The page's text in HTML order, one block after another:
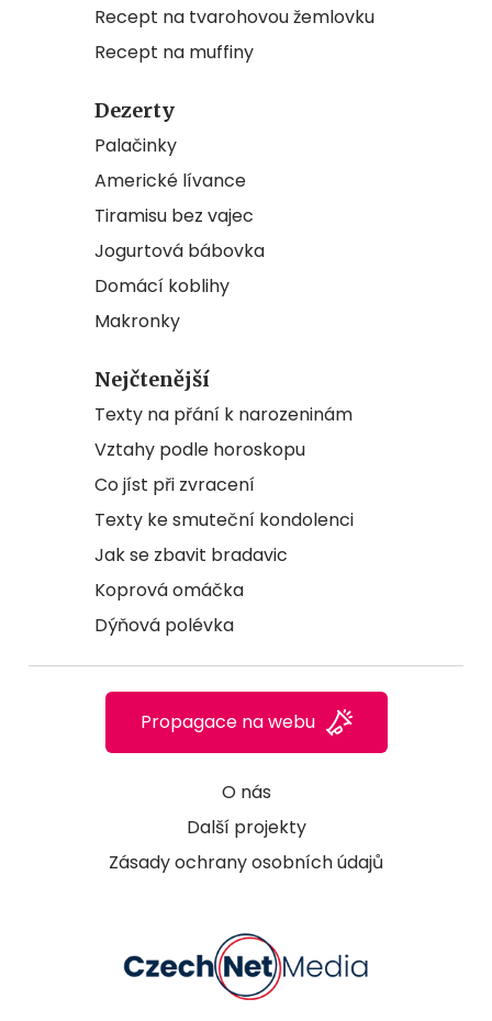
Recept na tvarohovou žemlovku
Recept na muffiny
Dezerty
Palačinky
Americké lívance
Tiramisu bez vajec
Jogurtová bábovka
Domácí koblihy
Makronky
Nejčtenější
Texty na přání k narozeninám
Vztahy podle horoskopu
Co jíst při zvracení
Texty ke smuteční kondolenci
Jak se zbavit bradavic
Koprová omáčka
Dýňová polévka
O nás
Další projekty
Zásady ochrany osobních údajů
Propagace na webu